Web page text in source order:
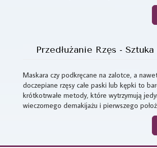
Przedłużanie Rzęs -
Maskara czy podkręcane na zalotce, a
doczepiane rzęsy całe paski lub kępki to
krótkotrwałe metody, które wytrzymują
wieczornego demakijażu i pierwszego